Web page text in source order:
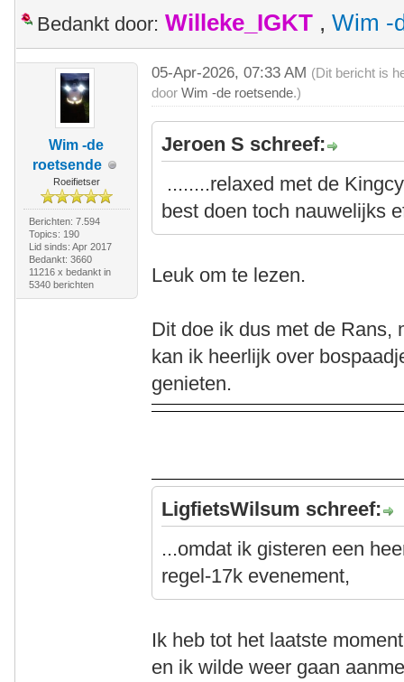
Bedankt door: Willeke_IGKT , Wim -
Wim -de
roetsende
Roeifietser
Berichten: 7.594
Topics: 190
Lid sinds: Apr 2017
Bedankt: 3660
11216 x bedankt in
5340 berichten
05-Apr-2026, 07:33 AM (Dit bericht is
doorWim -de roetsende.)
Jeroen S schreef:
........relaxed met de
best doen toch nauwelijks
Leuk om te lezen.
Dit doe ik dus met de Rans,
kan ik heerlijk over
genieten.
LigfietsWilsum schreef:
...omdat ik gisteren een
regel-17k evenement,
Ik heb tot het laatste
en ik wilde weer gaan